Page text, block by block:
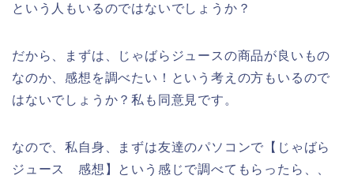
という人もいるのではないでしょうか？
だから、まずは、じゃばらジュースの商品が良いもの
なのか、感想を調べたい！という考えの方もいるので
はないでしょうか？私も同意見です。
なので、私自身、まずは友達のパソコンで【じゃばら
ジュース 感想】という感じで調べてもらったら、、